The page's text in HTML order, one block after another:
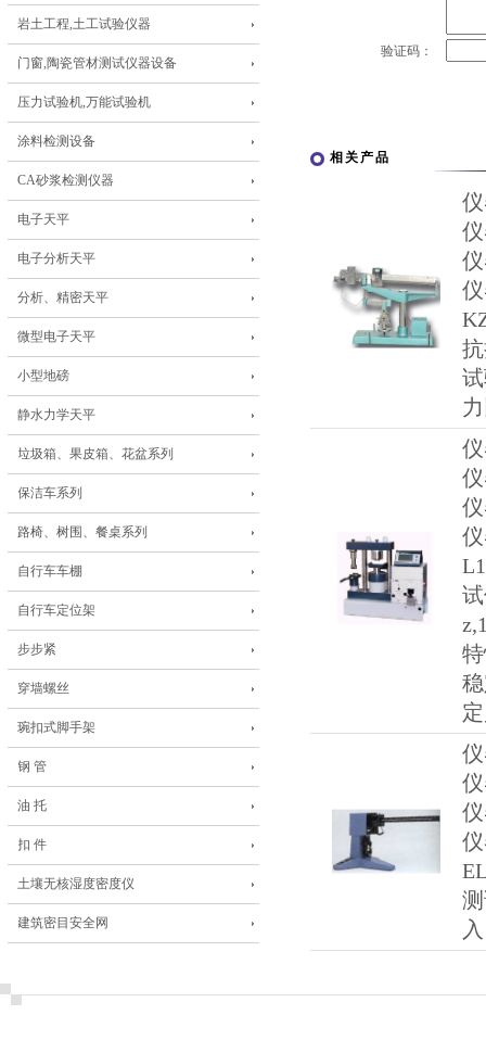
岩土工程,土工试验仪器
门窗,陶瓷管材测试仪器设备
压力试验机,万能试验机
涂料检测设备
CA砂浆检测仪器
电子天平
电子分析天平
分析、精密天平
微型电子天平
小型地磅
静水力学天平
垃圾箱、果皮箱、花盆系列
保洁车系列
路椅、树围、餐桌系列
自行车车棚
自行车定位架
步步紧
穿墙螺丝
琬扣式脚手架
钢 管
油 托
扣 件
土壤无核湿度密度仪
建筑密目安全网
验证码：
相关产品